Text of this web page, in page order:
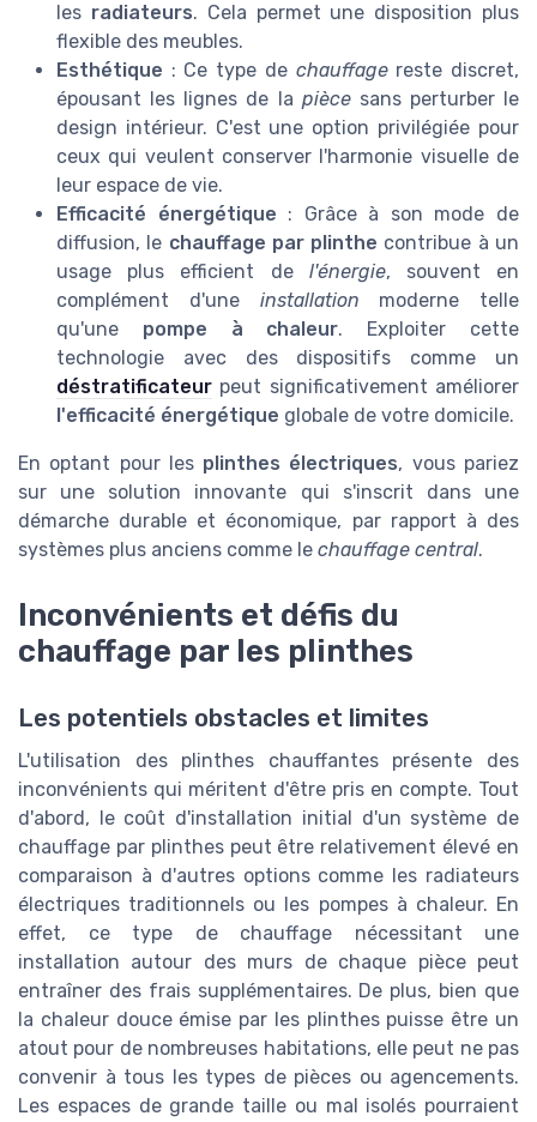
les radiateurs. Cela permet une disposition plus
flexible des meubles.
Esthétique : Ce type de chauffagereste discret,
épousant les lignes de la piècesans perturber le
design intérieur. C'est une option privilégiée pour
ceux qui veulent conserver l'harmonie visuelle de
leur espace de vie.
Efficacité énergétique : Grâce à son mode de
diffusion, le chauffage par plinthe contribue à un
usage plus efficient de l'énergie, souvent en
complément d'une installation moderne telle
qu'une pompe à chaleur. Exploiter cette
technologie avec des dispositifs comme un
déstratificateur peut significativement améliorer
l'efficacité énergétique globale de votre domicile.
En optant pour les plinthes électriques, vous pariez
sur une solution innovante qui s'inscrit dans une
démarche durable et économique, par rapport à des
systèmes plus anciens comme le chauffage central.
Inconvénients et défis du
chauffage par les plinthes
Les potentiels obstacles et limites
L'utilisation des plinthes chauffantes présente des
inconvénients qui méritent d'être pris en compte. Tout
d'abord, le coût d'installation initial d'un système de
chauffage par plinthes peut être relativement élevé en
comparaison à d'autres options comme les radiateurs
électriques traditionnels ou les pompes à chaleur. En
effet, ce type de chauffage nécessitant une
installation autour des murs de chaque pièce peut
entraîner des frais supplémentaires. De plus, bien que
la chaleur douce émise par les plinthes puisse être un
atout pour de nombreuses habitations, elle peut ne pas
convenir à tous les types de pièces ou agencements.
Les espaces de grande taille ou mal isolés pourraient